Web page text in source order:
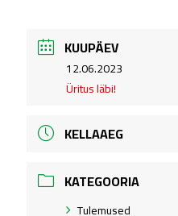
KUUPÄEV
12.06.2023
Üritus läbi!
KELLAAEG
KATEGOORIA
Tulemused